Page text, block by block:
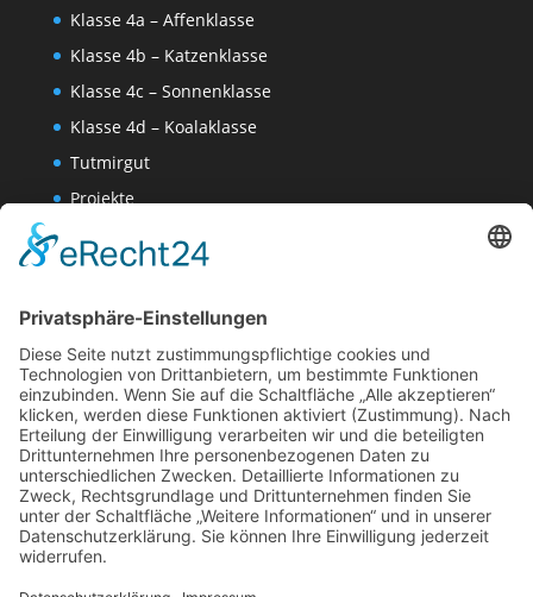
Klasse 4a – Affenklasse
Klasse 4b – Katzenklasse
Klasse 4c – Sonnenklasse
Klasse 4d – Koalaklasse
Tutmirgut
Projekte
Wissenschaften-AG
Datenschutzerklärung
Website Administration